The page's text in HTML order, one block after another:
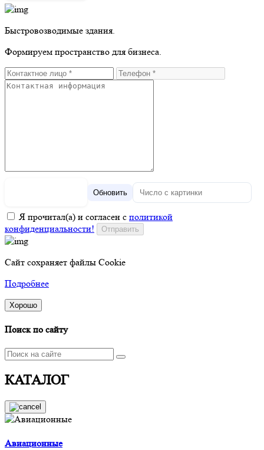
Быстровозводимые здания.
Формируем пространство для бизнеса.
Обновить
Я прочитал(а) и согласен с политикой
конфиденциальности!
Сайт сохраняет файлы Cookie
Подробнее
Хорошо
Поиск по сайту
КАТАЛОГ
Авиационные